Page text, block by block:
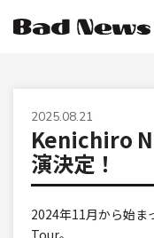
2025.08.21
Kenichiro
演決定！
2024年11月から始
Tour。